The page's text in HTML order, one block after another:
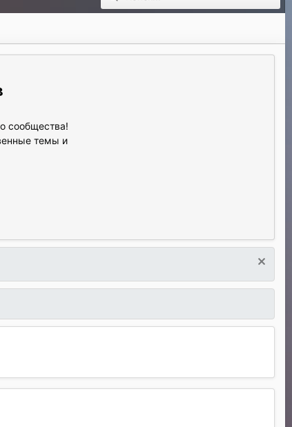
сообщества!
темы и